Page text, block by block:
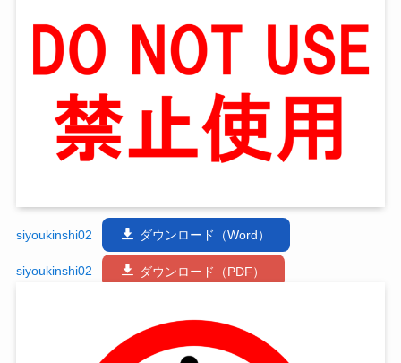
siyoukinshi02 ダウンロード（Word）
siyoukinshi02 ダウンロード（PDF）